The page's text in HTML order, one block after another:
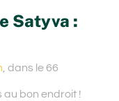
Satyva :
, dans le 66
au bon endroit !